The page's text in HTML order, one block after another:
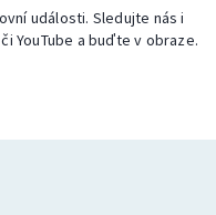
události. Sledujte nás i
YouTube a buďte v obraze.